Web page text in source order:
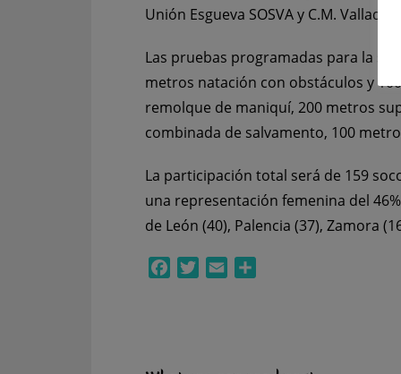
Unión Esgueva SOSVA y C.M.
Las pruebas programadas para la
metros natación con obstáculos y
remolque de maniquí, 200 metros
combinada de salvamento, 100
La participación total será de 159
una representación femenina del
de León (40), Palencia (37), Zamora
FacebookTwitterEmail